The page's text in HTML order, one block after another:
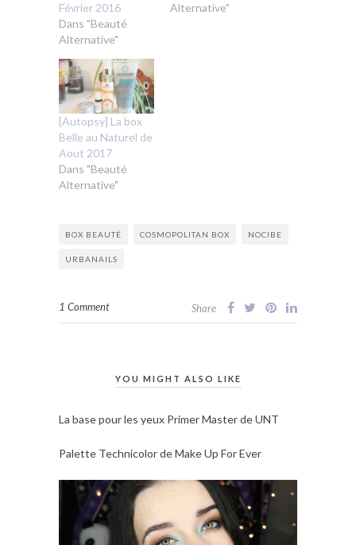
Février 2016
Dans "Beauté
Alternative"
Alternative"
[Autopsy] La box
Belle au Naturel de
Aout 2017
Dans "Beauté
Alternative"
BOX BEAUTÉ COSMOPOLITAN BOX NOCIBE
URBANAILS
1 Comment Share
YOU MIGHT ALSO LIKE
La base pour les yeux Primer Master de UNT
Palette Technicolor de Make Up For Ever